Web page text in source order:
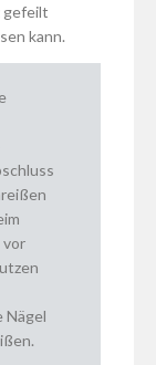
gefeilt
kann.
vor
Nägel